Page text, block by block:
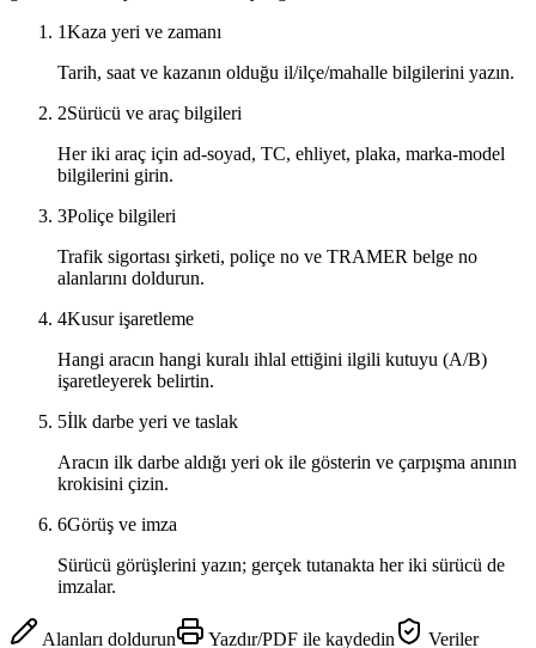
1Kaza yeri ve zamanı
Tarih, saat ve kazanın olduğu il/ilçe/mahalle bilgilerini yazın.
2Sürücü ve araç bilgileri
Her iki araç için ad-soyad, TC, ehliyet, plaka, marka-model
bilgilerini girin.
3Poliçe bilgileri
Trafik sigortası şirketi, poliçe no ve TRAMER belge no
alanlarını doldurun.
4Kusur işaretleme
Hangi aracın hangi kuralı ihlal ettiğini ilgili kutuyu (A/B)
işaretleyerek belirtin.
5İlk darbe yeri ve taslak
Aracın ilk darbe aldığı yeri ok ile gösterin ve çarpışma anının
krokisini çizin.
6Görüş ve imza
Sürücü görüşlerini yazın; gerçek tutanakta her iki sürücü de
imzalar.
Alanları doldurun Yazdır/PDF ile kaydedin Veriler